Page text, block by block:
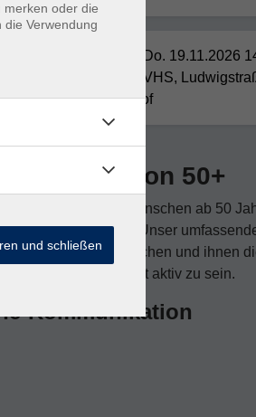
einfach
Do. 19.11.2026
VHS,
Hof
Generation 50+
dass auch Menschen ab 50
und nutzen. Unser
vertraut zu machen und ihnen
in der digitalen Welt aktiv zu sein.
Kommunikation
merken oder die
die Verwendung
und schließen